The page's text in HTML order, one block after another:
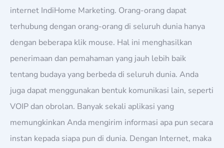
internet IndiHome Marketing. Orang-orang dapat
terhubung dengan orang-orang di seluruh dunia hanya
dengan beberapa klik mouse. Hal ini menghasilkan
penerimaan dan pemahaman yang jauh lebih baik
tentang budaya yang berbeda di seluruh dunia. Anda
juga dapat menggunakan bentuk komunikasi lain, seperti
VOIP dan obrolan. Banyak sekali aplikasi yang
memungkinkan Anda mengirim informasi apa pun secara
instan kepada siapa pun di dunia. Dengan Internet, maka